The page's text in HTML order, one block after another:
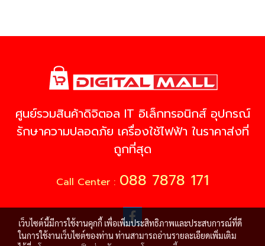
ศูนย์รวมสินค้าดิจิตอล IT อิเล็กทรอนิกส์ อุปกรณ์
รักษาความปลอดภัย เครื่องใช้ไฟฟ้า ในราคาส่งที่
ถูกที่สุด
Call Center : 088 7878 171
เว็บไซต์นี้มีการใช้งานคุกกี้ เพื่อเพิ่มประสิทธิภาพและประสบการณ์ที่ดี
ในการใช้งานเว็บไซต์ของท่าน ท่านสามารถอ่านรายละเอียดเพิ่มเติม